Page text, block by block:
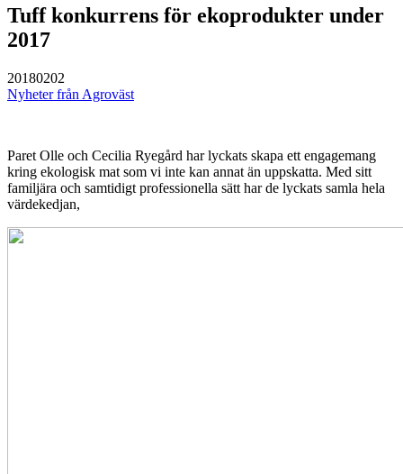
Tuff konkurrens för ekoprodukter under
2017
20180202
Nyheter från Agroväst
Paret Olle och Cecilia Ryegård har lyckats skapa ett engagemang
kring ekologisk mat som vi inte kan annat än uppskatta. Med sitt
familjära och samtidigt professionella sätt har de lyckats samla hela
värdekedjan,